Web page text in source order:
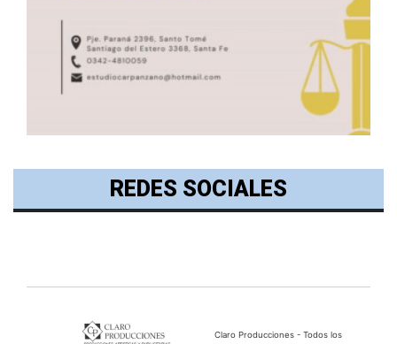
REDES SOCIALES
Claro Producciones - Todos los